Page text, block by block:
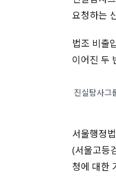
요청하는
법조 비출
이어진 두
진실탐사그
서울행정
(서울고등
청에 대한